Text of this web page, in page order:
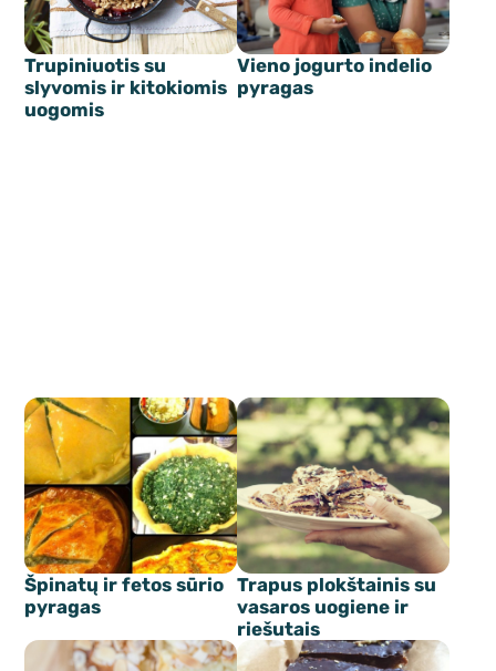
Trupiniuotis su
slyvomis ir kitokiomis
uogomis
Vieno jogurto indelio
pyragas
Špinatų ir fetos sūrio
pyragas
Trapus plokštainis su
vasaros uogiene ir
riešutais